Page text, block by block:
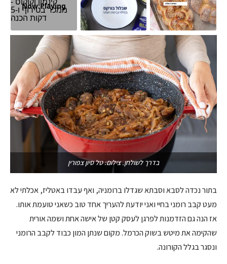
Now Playing
בדרך לשולחן. צילום: טל סיון צפורין
בתור נכדה לסבא וסבתא שגדלו ברומניה, ואף עבדו באטליז, אכלתי לא
מעט קבב רומני בחיי ואני יודעת להעריך אחד טוב כשאני טועמת אותו.
אז הנה גם הזדמנות לפרגן לעסק קטן של אישה אחת ושמה אורית
שהקימה את מיטש בשוק הכרמל. מקום שנתן המון כבוד לקבב הרומני
ונסגר בגלל הקורונה.